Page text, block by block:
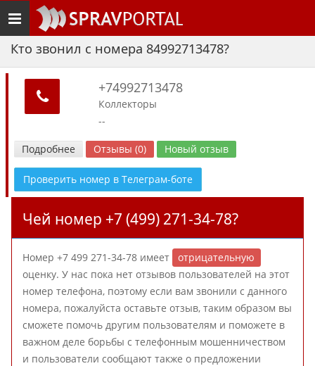
Toggle
navigation
Кто звонил с номера 84992713478?
+74992713478
Коллекторы
--
Подробнее Отзывы (0) Новый отзыв
Проверить номер в Телеграм-боте
Чей номер +7 (499) 271-34-78?
Номер +7 499 271-34-78 имеет
отрицательную
оценку. У нас пока нет отзывов пользователей на этот
номер телефона, поэтому если вам звонили с данного
номера, пожалуйста оставьте отзыв, таким образом вы
сможете помочь другим пользователям и поможете в
важном деле борьбы с телефонным мошенничеством
и пользователи сообщают также о предложении